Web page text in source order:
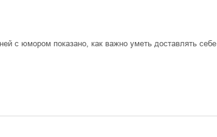
с юмором показано, как важно уметь доставлять себе